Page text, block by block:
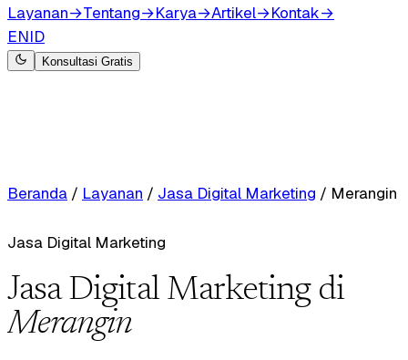
Layanan→Tentang→Karya→Artikel→Kontak→
ENID
Konsultasi Gratis
Beranda / Layanan / Jasa Digital Marketing / Merangin
Jasa Digital Marketing
Jasa Digital Marketing di
Merangin